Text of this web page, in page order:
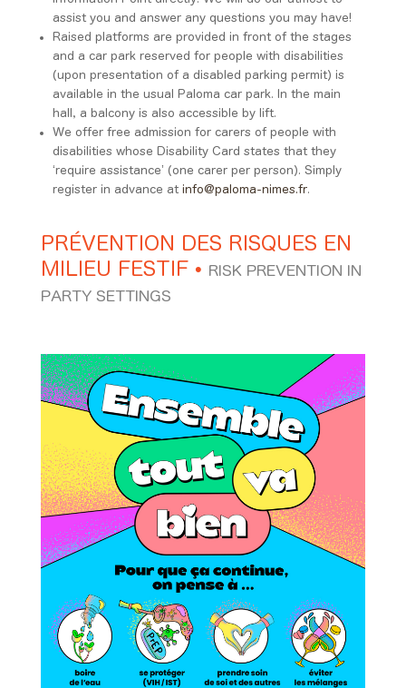
assist you and answer any questions you may have!
Raised platforms are provided in front of the stages
and a car park reserved for people with disabilities
(upon presentation of a disabled parking permit) is
available in the usual Paloma car park. In the main
hall, a balcony is also accessible by lift.
We offer free admission for carers of people with
disabilities whose Disability Card states that they
‘require assistance’ (one carer per person). Simply
register in advance at info@paloma-nimes.fr.
PRÉVENTION DES RISQUES EN
MILIEU FESTIF• RISK PREVENTION IN
PARTY SETTINGS